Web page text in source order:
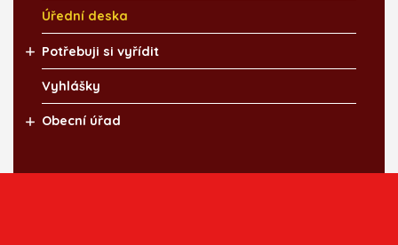
Úřední deska
Potřebuji si vyřídit
Vyhlášky
Obecní úřad